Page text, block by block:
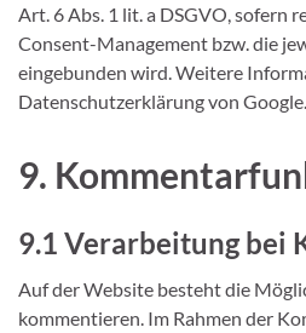
Art. 6 Abs. 1 lit. a DSGVO, sofern
Consent-Management bzw. die
eingebunden wird. Weitere
Datenschutzerklärung von Google.
9.
9.1 Verarbeitung bei
Auf der Website besteht die
kommentieren. Im Rahmen der